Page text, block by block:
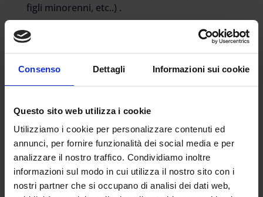
Consenso Dettagli Informazioni sui cookie
Questo sito web utilizza i cookie
Utilizziamo i cookie per personalizzare contenuti ed
annunci, per fornire funzionalità dei social media e per
analizzare il nostro traffico. Condividiamo inoltre
informazioni sul modo in cui utilizza il nostro sito con i
nostri partner che si occupano di analisi dei dati web,
figli minorenni, etc..) .
Particolare attenzione è riservata alle
dinamiche relazionali presenti nel contesto
ambientale.
Ad ogni inizio anno scolastico, il Direttore dei
servizi amministrativi e generali indice una
riunione con tutto il personale A.T.A. in forze
con l’intento di recepire proposte, intese,
suggerimenti e richieste inerenti l’attività
lavorativa.